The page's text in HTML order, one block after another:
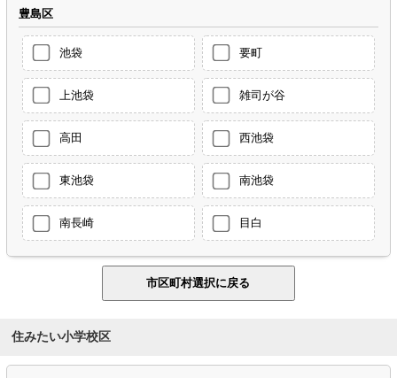
豊島区
池袋 要町
上池袋 雑司が谷
高田 西池袋
東池袋 南池袋
南長崎 目白
住みたい小学校区